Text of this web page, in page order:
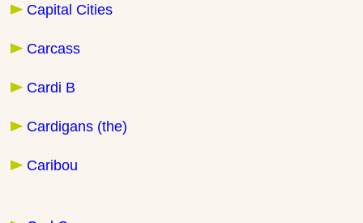
Capital Cities
Carcass
Cardi B
Cardigans (the)
Caribou